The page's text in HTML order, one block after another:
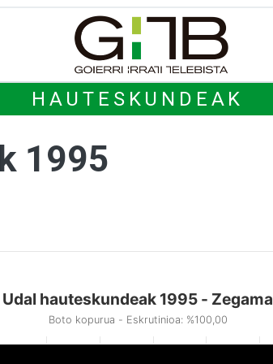
HAUTESKUNDEAK
1995
Udal hauteskundeak 1995 - Zegama
Boto kopurua - Eskrutinioa: %100,00